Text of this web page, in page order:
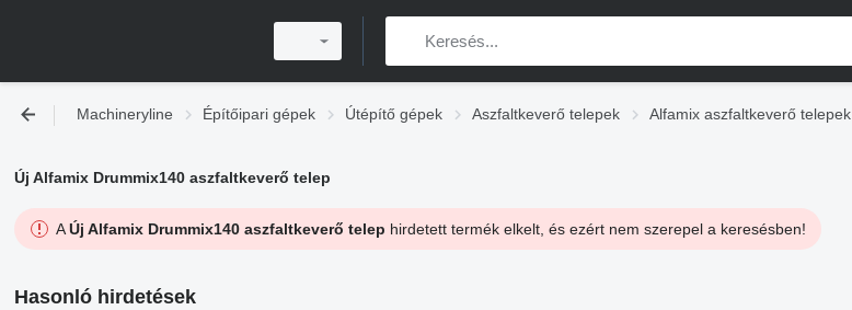
Machineryline Építőipari gépek Útépítő gépek Aszfaltkeverő telepek Alfamix aszfaltkeverő telepek
Új Alfamix Drummix140 aszfaltkeverő telep
AÚj Alfamix Drummix140 aszfaltkeverő telep hirdetett termék elkelt, és ezért nem szerepel a keresésben!
Hasonló hirdetések